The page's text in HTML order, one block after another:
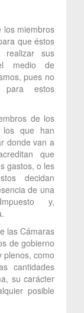
los miembros
que éstos
sus
medio de
pues no
para estos
de los
que han
donde van a
que
gastos, o les
decidan
de una
y,
las Cámaras
de gobierno
plenos, como
cantidades
su carácter
posible